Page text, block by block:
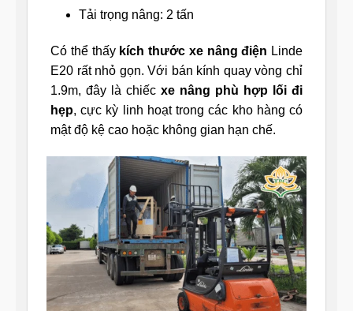
Tải trọng nâng: 2 tấn
Có thể thấy kích thước xe nâng điện Linde
E20 rất nhỏ gọn. Với bán kính quay vòng chỉ
1.9m, đây là chiếc xe nâng phù hợp lối đi
hẹp, cực kỳ linh hoạt trong các kho hàng có
mật độ kệ cao hoặc không gian hạn chế.